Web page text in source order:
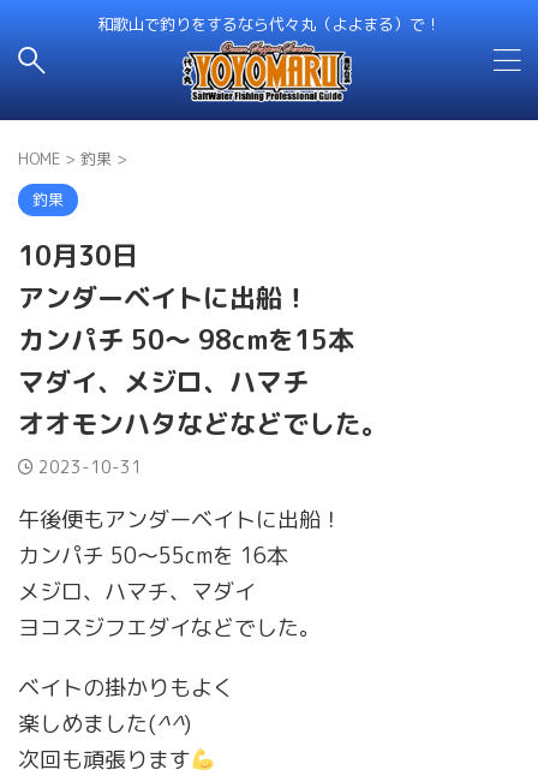
和歌山で釣りをするなら代々丸（よよまる）で！
HOME > 釣果 >
釣果
10月30日
アンダーベイトに出船！
カンパチ 50～ 98cmを15本
マダイ、メジロ、ハマチ
オオモンハタなどなどでした。
2023-10-31
午後便もアンダーベイトに出船！
カンパチ 50～55cmを 16本
メジロ、ハマチ、マダイ
ヨコスジフエダイなどでした。
ベイトの掛かりもよく
楽しめました(^^)
次回も頑張ります